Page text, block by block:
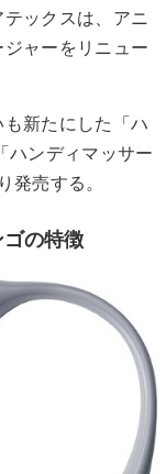
ックスは、アニ
ャーをリニュー
新たにした「ハ
ハンディマッサー
発売する。
の特徴